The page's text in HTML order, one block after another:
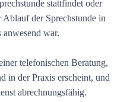
stattfindet oder
der Sprechstunde in
anwesend war.
telefonischen Beratung,
in der Praxis erscheint, und
abrechnungsfähig.